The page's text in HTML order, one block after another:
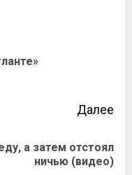
Далее
а затем отстоял
ничью (видео)